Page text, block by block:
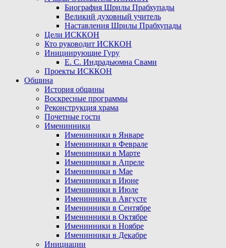
Биография Шрилы Прабхупады
Великий духовный учитель
Наставления Шрилы Прабхупады
Цели ИСККОН
Кто руководит ИСККОН
Инициирующие Гуру
Е. С. Индрадьюмна Свами
Проекты ИСККОН
Община
История общины
Воскресные программы
Реконструкция храма
Почетные гости
Именинники
Именинники в Январе
Именинники в Феврале
Именинники в Марте
Именинники в Апреле
Именинники в Мае
Именинники в Июне
Именинники в Июле
Именинники в Августе
Именинники в Сентябре
Именинники в Октябре
Именинники в Ноябре
Именинники в Декабре
Инициации